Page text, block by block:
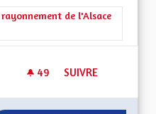
: La Culture, l'Education et
de l'Alsace
49 49 ABONNÉS
SUIVRE